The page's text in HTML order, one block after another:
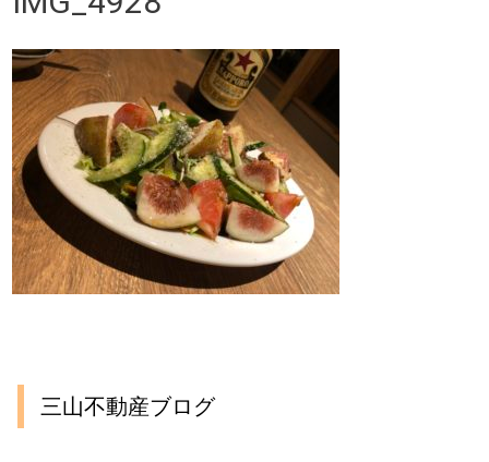
三山不動産ブログ